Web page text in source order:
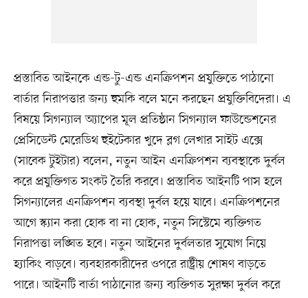
প্রস্তাবিত আইনকে এন্ড-টু-এন্ড এনক্রিপশন প্রযুক্তিতে পাঠানো
বার্তার নিরাপত্তার জন্য হুমকি বলে মনে করছেন প্রযুক্তিবিদেরা। এ
বিষয়ে সিগন্যাল অ্যাপের মূল প্রতিষ্ঠান সিগন্যাল ফাউন্ডেশনের
প্রেসিডেন্ট মেরেডিথ হুইটেকার খুদে ব্লগ লেখার সাইট এক্সে
(সাবেক টুইটার) বলেন, নতুন আইন এনক্রিপশন ব্যবস্থাকে দুর্বল
করে প্রযুক্তিগত সংকট তৈরি করবে। প্রস্তাবিত আইনটি পাস হলে
সিগন্যালের এনক্রিপশন ব্যবস্থা দুর্বল হয়ে যাবে। এনক্রিপশনের
আগে স্ক্যান করা হোক বা না হোক, নতুন সিস্টেমে ব্যক্তিগত
নিরাপত্তা লঙ্ঘিত হবে। নতুন আইনের দুর্বলতার সুযোগ নিয়ে
হ্যাকিং বাড়বে। ব্যবহারকারীদের ওপরে রাষ্ট্রীয় শোষণ বাড়তে
পারে। আইনটি বার্তা পাঠানোর জন্য ব্যক্তিগত সুরক্ষা দুর্বল করে